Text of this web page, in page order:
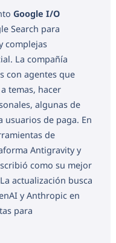
Google I/O
Search para
complejas
La compañía
con agentes que
temas, hacer
algunas de
de paga. En
de
Antigravity y
como su mejor
actualización busca
y Anthropic en
para